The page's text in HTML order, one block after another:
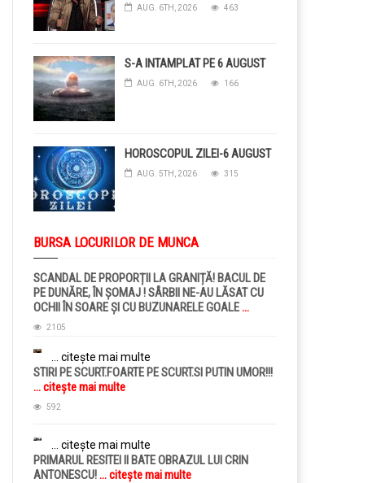
AUG. 6TH, 2026 463
S-A INTAMPLAT PE 6 AUGUST
AUG. 6TH, 2026 166
HOROSCOPUL ZILEI-6 AUGUST
AUG. 5TH, 2026 315
BURSA LOCURILOR DE MUNCA
SCANDAL DE PROPORȚII LA GRANIȚĂ! BACUL DE
PE DUNĂRE, ÎN ȘOMAJ ! SÂRBII NE-AU LĂSAT CU
OCHII ÎN SOARE ȘI CU BUZUNARELE GOALE...
citește mai multe
2105
... citește mai multe
STIRI PE SCURT.FOARTE PE SCURT.SI PUTIN UMOR!!!
... citește mai multe
592
... citește mai multe
PRIMARUL RESITEI II BATE OBRAZUL LUI CRIN
ANTONESCU!... citește mai multe